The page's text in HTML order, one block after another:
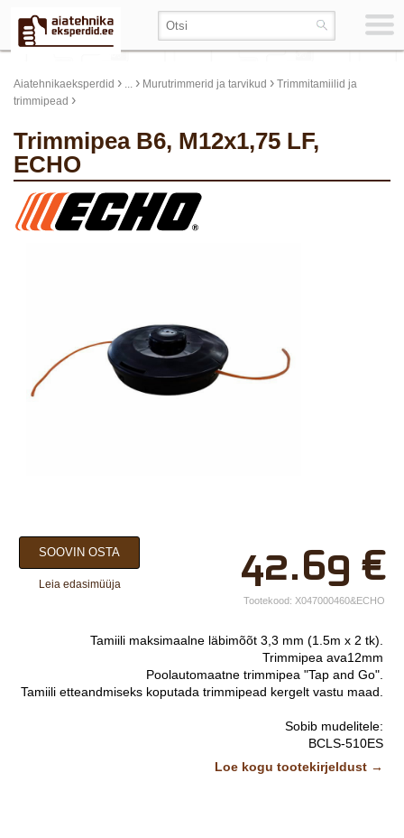
Aiatehnikaeksperdid › ... › Murutrimmerid ja tarvikud › Trimmitamiilid ja
trimmipead ›
Trimmipea B6, M12x1,75 LF,
ECHO
×
Teie nimi*
Ettevõtte nimi.
Telefon*
E-post*
Lisainfo
42.69 €
SOOVIN OSTA
Leia edasimüüja
Tootekood: X047000460&ECHO
Tamiili maksimaalne läbimõõt 3,3 mm (1.5m x 2 tk).
Trimmipea ava12mm
Poolautomaatne trimmipea "Tap and Go".
Tamiili etteandmiseks koputada trimmipead kergelt vastu maad.
Sobib mudelitele:
BCLS-510ES
CLS-5800
BCLS-580
Loe kogu tootekirjeldust →